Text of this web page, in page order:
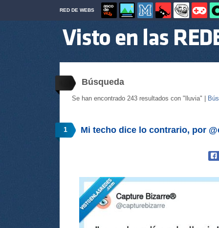
RED DE WEBS
Búsqueda
Se han encontrado 243 resultados con "lluvia" |
1 Mi techo dice lo contrario, por